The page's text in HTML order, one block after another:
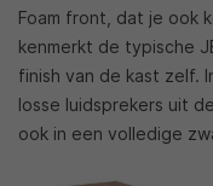
Foam front, dat je ook
kenmerkt de typische
finish van de kast zelf.
losse luidsprekers uit
ook in een volledige